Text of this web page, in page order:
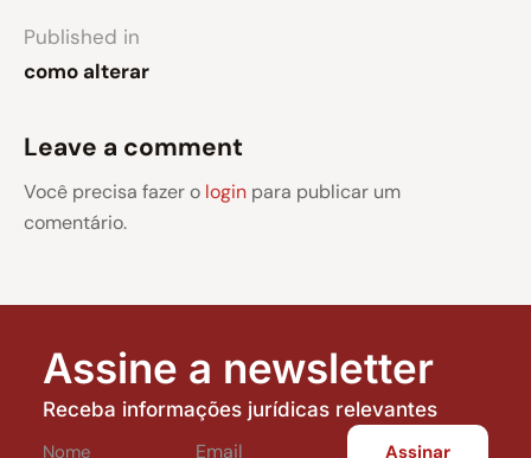
Published in
como alterar
Leave a comment
Você precisa fazer o login para publicar um
comentário.
Assine a newsletter
Receba informações jurídicas relevantes